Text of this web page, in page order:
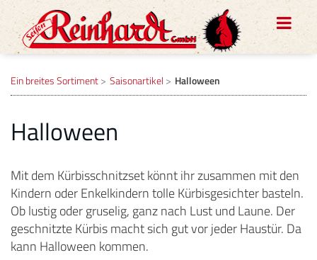
Ein breites Sortiment Saisonartikel Halloween
Halloween
Mit dem Kürbisschnitzset könnt ihr zusammen mit den
Kindern oder Enkelkindern tolle Kürbisgesichter basteln.
Ob lustig oder gruselig, ganz nach Lust und Laune. Der
geschnitzte Kürbis macht sich gut vor jeder Haustür. Da
kann Halloween kommen.